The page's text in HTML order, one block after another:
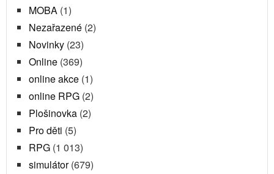
MOBA (1)
Nezařazené (2)
Novinky (23)
Online (369)
online akce (1)
online RPG (2)
Plošinovka (2)
Pro děti (5)
RPG (1 013)
simulátor(679)